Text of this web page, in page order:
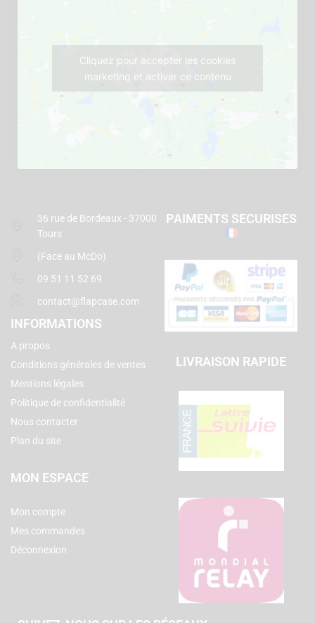
Cliquez pour accepter les cookies
marketing et activer ce contenu
36 rue de Bordeaux - 37000
Tours
(Face au McDo)
09 51 11 52 69
contact@flapcase.com
INFORMATIONS
A propos
Conditions générales de ventes
Mentions légales
Politique de confidentialité
Nous contacter
Plan du site
MON ESPACE
Mon compte
Mes commandes
Déconnexion
PAIMENTS SECURISES
LIVRAISON RAPIDE